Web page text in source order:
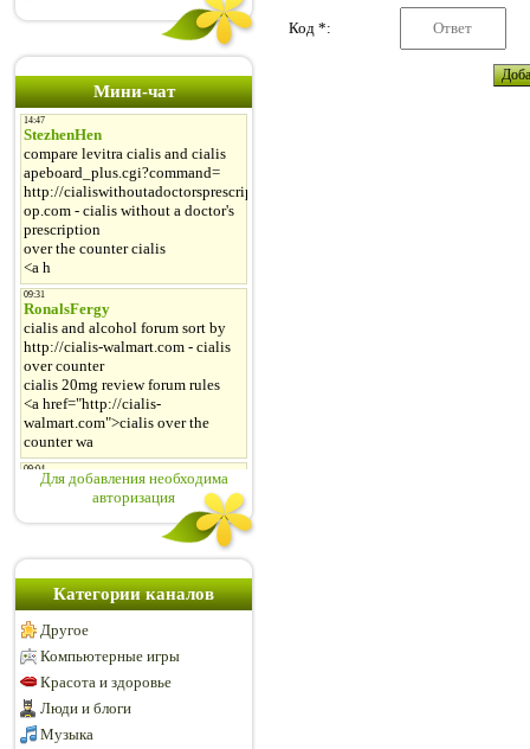
Мини-чат
Для добавления необходима
авторизация
Категории каналов
Другое
Компьютерные игры
Красота и здоровье
Люди и блоги
Музыка
Код *: